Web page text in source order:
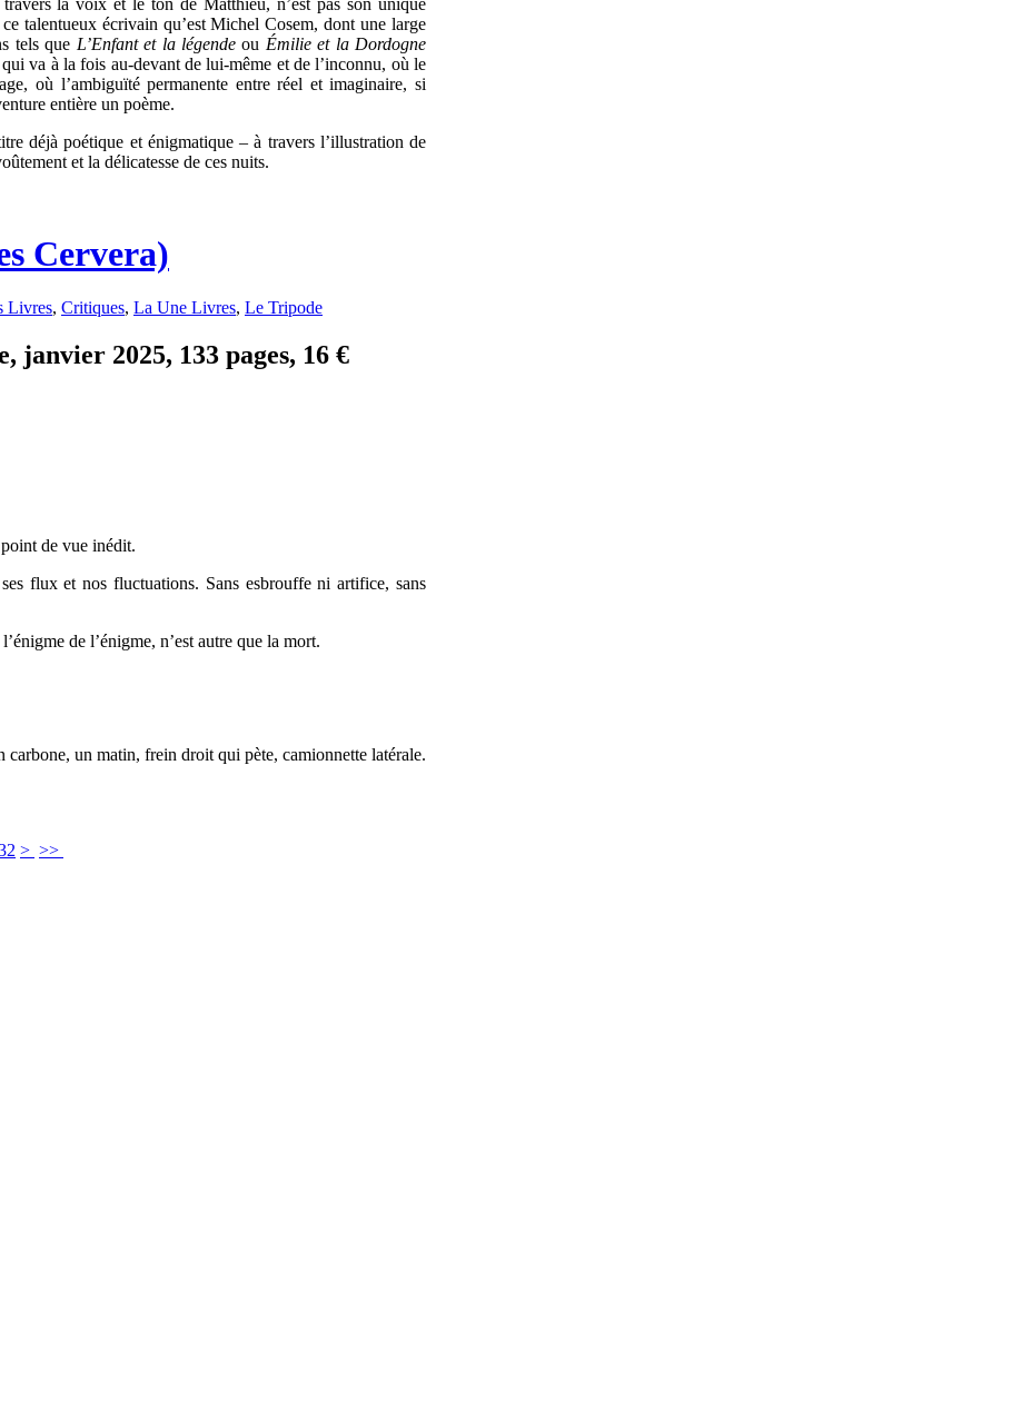
talentueux écrivain qu’est Michel Cosem, dont une large
tels que L’Enfant et la légendeou Émilie et la Dordogne
va à la fois au-devant de lui-même et de l’inconnu, où le
où l’ambiguïté permanente entre réel et imaginaire, si
entière un poème.
déjà poétique et énigmatique – à travers l’illustration de
et la délicatesse de ces nuits.
Cervera)
Livres, Critiques, La Une Livres, Le Tripode
janvier 2025, 133 pages, 16 €
de vue inédit.
flux et nos fluctuations. Sans esbrouffe ni artifice, sans
de l’énigme, n’est autre que la mort.
un matin, frein droit qui pète, camionnette latérale.
> >>